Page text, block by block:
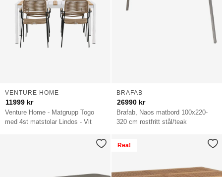
Venture Home - Matgrupp Togo
med 4st matstolar Lindos - Vit
VENTURE HOME
11999 kr
Brafab, Naos matbord 100x220-
320 cm rostfritt stål/teak
BRAFAB
26990 kr
Rea!